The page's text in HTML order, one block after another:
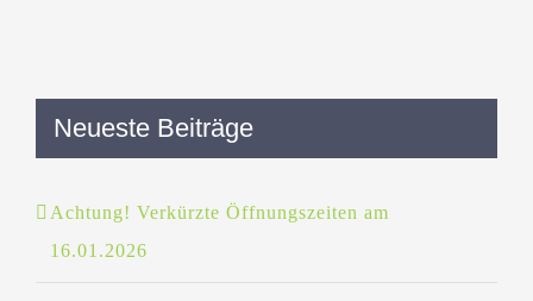
Neueste Beiträge
Achtung! Verkürzte Öffnungszeiten am
16.01.2026